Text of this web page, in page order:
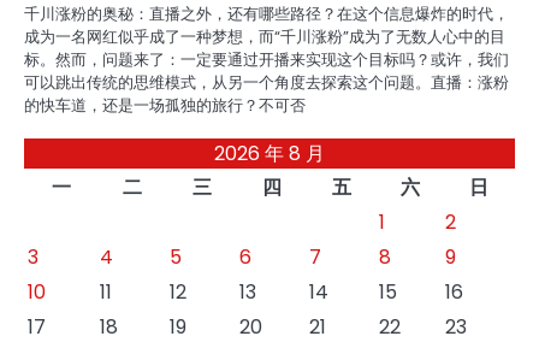
千川涨粉的奥秘：直播之外，还有哪些路径？在这个信息爆炸的时代，
成为一名网红似乎成了一种梦想，而“千川涨粉”成为了无数人心中的目
标。然而，问题来了：一定要通过开播来实现这个目标吗？或许，我们
可以跳出传统的思维模式，从另一个角度去探索这个问题。直播：涨粉
的快车道，还是一场孤独的旅行？不可否
2026 年 8 月
一
二 三 四 五 六
日
1
2
3
4 5 6 7 8
9
10
11 12 13 14 15
16
17
18 19 20 21 22
23